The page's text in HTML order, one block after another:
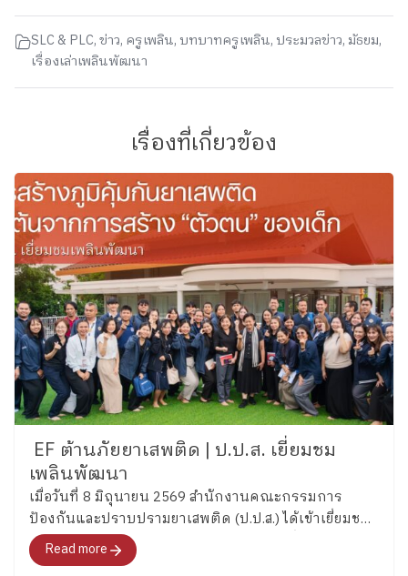
SLC & PLC,ข่าว, ครูเพลิน, บทบาทครูเพลิน, ประมวลข่าว, มัธยม,
เรื่องเล่าเพลินพัฒนา
เรื่องที่เกี่ยวข้อง
EF ต้านภัยยาเสพติด | ป.ป.ส. เยี่ยมชม
เพลินพัฒนา
เมื่อวันที่ 8 มิถุนายน 2569 สำนักงานคณะกรรมการ
ป้องกันและปราบปรามยาเสพติด (ป.ป.ส.) ได้เข้าเยี่ยมชม
และศึกษากระบวนการพัฒนาทักษะสมองเพื่อการจัดการ
ชีวิต (Executive Functions : EF) ของโรงเรียนเพลิน
Read more